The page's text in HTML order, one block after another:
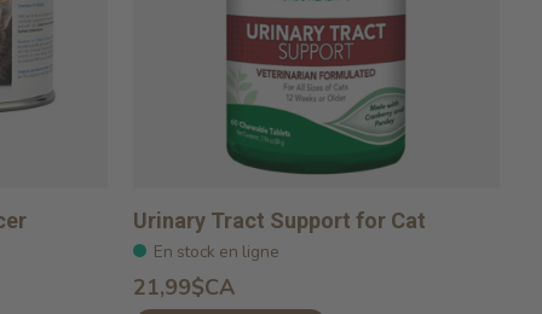
Urinary Tract Support for Cat
En stock en ligne
21,99$CA